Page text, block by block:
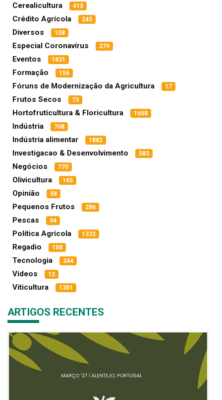
Cerealicultura 415
Crédito Agrícola 245
Diversos 108
Especial Coronavírus 279
Eventos 1831
Formação 156
Fóruns de Modernização da Agricultura 17
Frutos Secos 73
Hortofruticultura & Floricultura 1658
Indústria 708
Indústria alimentar 1882
Investigacao & Desenvolvimento 583
Negócios 770
Olivicultura 165
Opinião 58
Pequenos Frutos 286
Pescas 94
Política Agrícola 1332
Regadio 188
Tecnologia 244
Vídeos 12
Viticultura 1381
ARTIGOS RECENTES